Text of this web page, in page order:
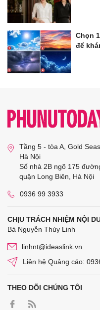
Chọn
để
Tầng 5 - tòa A, Gold
Hà Nội
Số nhà 2B ngõ 175
quận Long Biên, Hà Nội
0936 99 3933
CHỊU TRÁCH NHIỆM NỘI
Bà Nguyễn Thùy Linh
linhnt@ideaslink.vn
Liên hệ Quảng cáo:
THEO DÕI CHÚNG TÔI